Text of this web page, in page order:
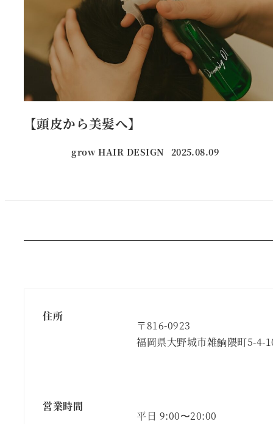
【頭皮から美髪へ】
grow HAIR DESIGN 投稿日
2025.08.09
住所
〒816-0923
福岡県大野城市雑餉隈町5-4-
営業時間
平日 9:00〜20:00